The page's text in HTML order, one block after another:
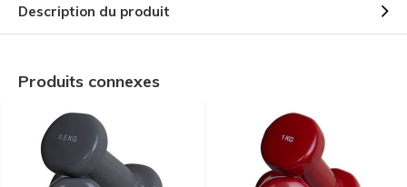
Description du produit
Produits connexes